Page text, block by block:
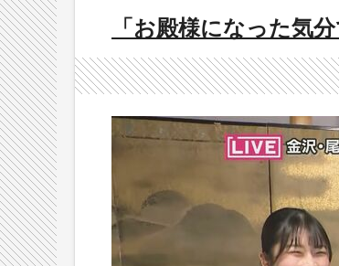
「お殿様になった気